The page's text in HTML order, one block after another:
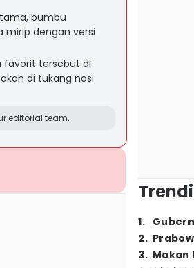
bumbu
mirip dengan versi
favorit tersebut di
di tukang nasi
editorial team.
1.
2.
3. Makan